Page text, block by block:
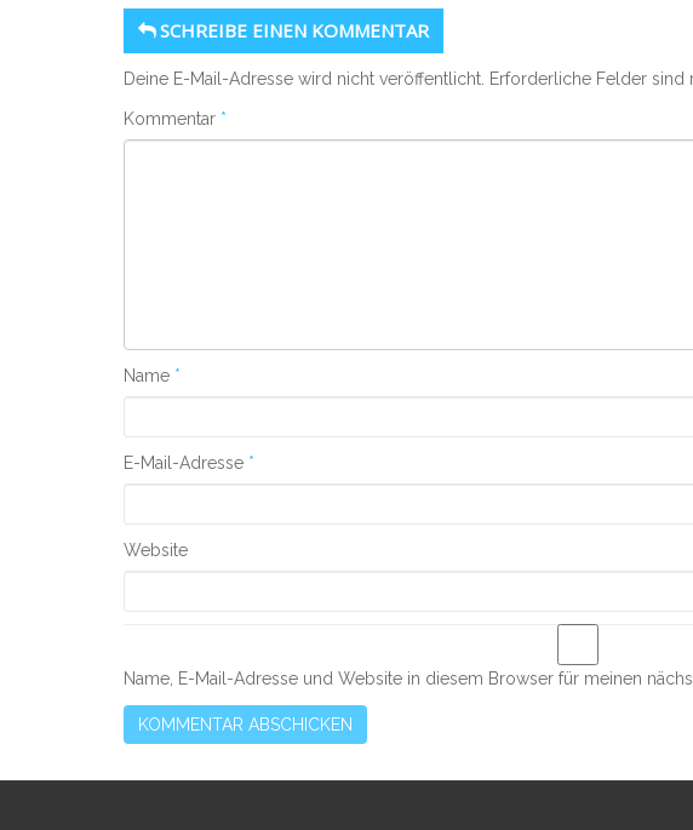
SCHREIBE EINEN KOMMENTAR
Deine E-Mail-Adresse wird nicht veröffentlicht. Erforderliche Felder sind
Kommentar *
Name *
E-Mail-Adresse *
Website
Name, E-Mail-Adresse und Website in diesem Browser für meinen